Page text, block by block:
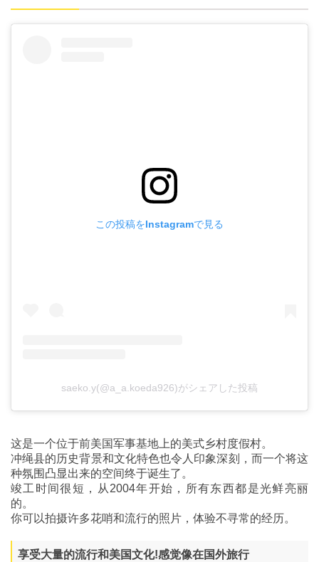
この投稿をInstagramで見る
saeko.y(@a_a.koeda926)がシェアした投稿
这是一个位于前美国军事基地上的美式乡村度假村。
冲绳县的历史背景和文化特色也令人印象深刻，而一个将这
种氛围凸显出来的空间终于诞生了。
竣工时间很短，从2004年开始，所有东西都是光鲜亮丽
的。
你可以拍摄许多花哨和流行的照片，体验不寻常的经历。
享受大量的流行和美国文化!感觉像在国外旅行